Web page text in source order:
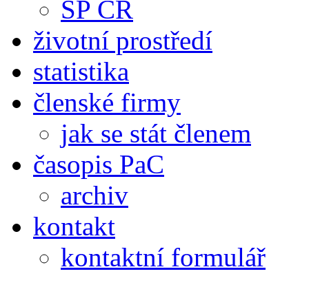
SP ČR
životní prostředí
statistika
členské firmy
jak se stát členem
časopis PaC
archiv
kontakt
kontaktní formulář